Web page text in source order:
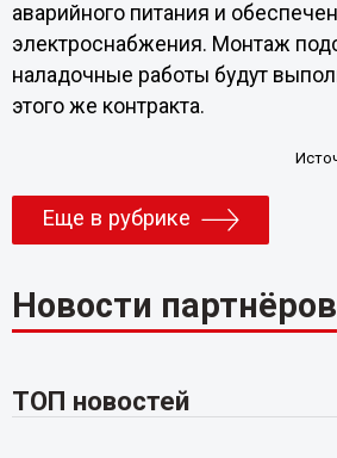
аварийного питания и
электроснабжения. Монтаж
наладочные работы будут
этого же контракта.
Еще в рубрике
Новости партнёров
ТОП новостей